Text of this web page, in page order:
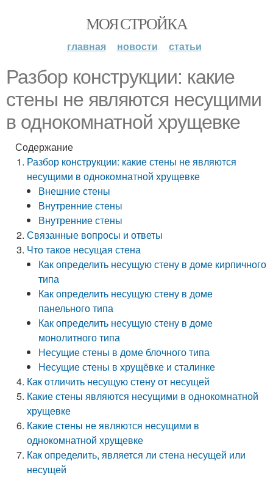
МОЯ СТРОЙКА
главная новости статьи
Разбор конструкции: какие
стены не являются несущими
в однокомнатной хрущевке
Содержание
Разбор конструкции: какие стены не являются
несущими в однокомнатной хрущевке
Внешние стены
Внутренние стены
Внутренние стены
Связанные вопросы и ответы
Что такое несущая стена
Как определить несущую стену в доме кирпичного
типа
Как определить несущую стену в доме
панельного типа
Как определить несущую стену в доме
монолитного типа
Несущие стены в доме блочного типа
Несущие стены в хрущёвке и сталинке
Как отличить несущую стену от несущей
Какие стены являются несущими в однокомнатной
хрущевке
Какие стены не являются несущими в
однокомнатной хрущевке
Как определить, является ли стена несущей или
несущей